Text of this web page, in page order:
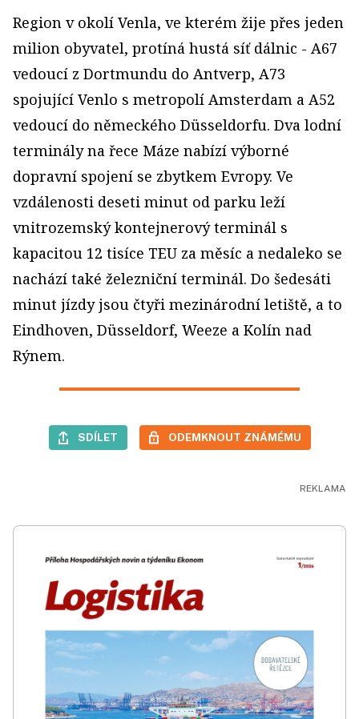
Region v okolí Venla, ve kterém žije přes jeden
milion obyvatel, protíná hustá síť dálnic - A67
vedoucí z Dortmundu do Antverp, A73
spojující Venlo s metropolí Amsterdam a A52
vedoucí do německého Düsseldorfu. Dva lodní
terminály na řece Máze nabízí výborné
dopravní spojení se zbytkem Evropy. Ve
vzdálenosti deseti minut od parku leží
vnitrozemský kontejnerový terminál s
kapacitou 12 tisíce TEU za měsíc a nedaleko se
nachází také železniční terminál. Do šedesáti
minut jízdy jsou čtyři mezinárodní letiště, a to
Eindhoven, Düsseldorf, Weeze a Kolín nad
Rýnem.
SDÍLET ODEMKNOUT ZNÁMÉMU